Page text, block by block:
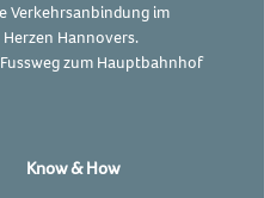
Verkehrsanbindung im
Herzen Hannovers.
zum Hauptbahnhof
Know & How